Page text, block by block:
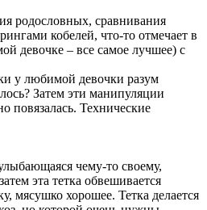
родословных, сравнивания
кобелей, что-то отмечает в
девочке – все самое лучшее) с
у любимой девочки разум
Затем эти манипуляции
повязалась. Технические
чему-то своему,
эта тетка обвешивается
мясушко хорошее. Тетка делается